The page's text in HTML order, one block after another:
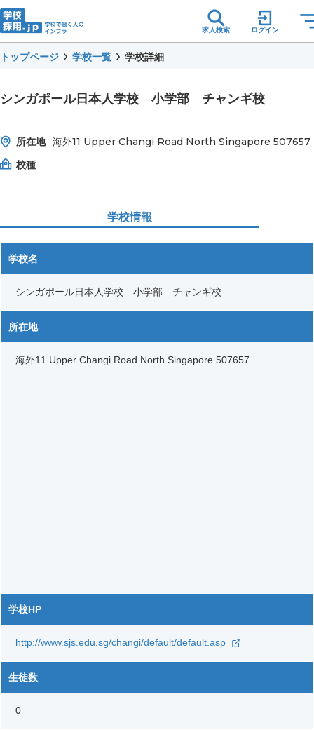
求人検索 ログイン
トップページ 学校一覧 学校詳細
シンガポール日本人学校 小学部 チャンギ校
所在地 海外11 Upper Changi Road North Singapore 507657
校種
学校情報
学校名
シンガポール日本人学校 小学部 チャンギ校
所在地
海外11 Upper Changi Road North Singapore 507657
学校HP
http://www.sjs.edu.sg/changi/default/default.asp
生徒数
0